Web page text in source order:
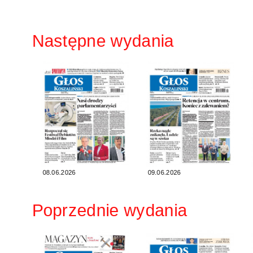
Następne wydania
08.06.2026 09.06.2026
Poprzednie wydania